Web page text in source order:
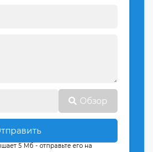
Обзор
5 Мб - отправьте его на